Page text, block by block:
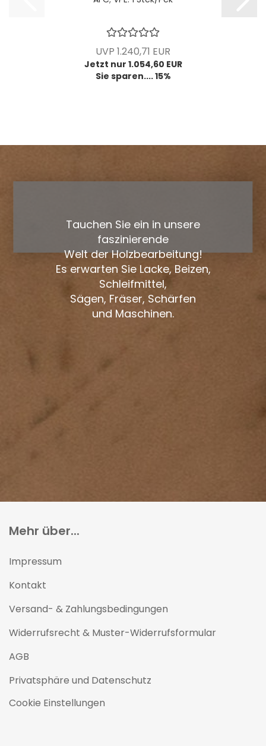
UVP 1.240,71 EUR
Jetzt nur 1.054,60 EUR
Sie sparen.... 15%
Tauchen Sie ein in unsere
faszinierende
Welt der Holzbearbeitung!
Es erwarten Sie Lacke, Beizen,
Schleifmittel,
Sägen, Fräser, Schärfen
und Maschinen.
Mehr über...
Impressum
Kontakt
Versand- & Zahlungsbedingungen
Widerrufsrecht & Muster-Widerrufsformular
AGB
Privatsphäre und Datenschutz
Cookie Einstellungen